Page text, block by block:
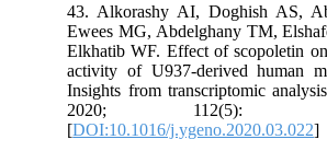
43. Alkorashy AI, Doghish
Ewees MG, Abdelghany TM,
Elkhatib WF. Effect of
activity of U937-derived human
Insights from transcriptomic
2020; 112(5):
[DOI:10.1016/